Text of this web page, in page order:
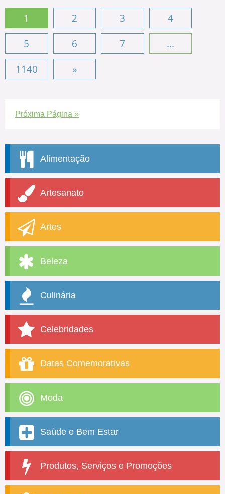
1 2 3
4
5
6 7
...
1140
»
Próxima Página »
Alimentação
Artesanato
Artes
Beleza
Culinária
Celebridades
Datas Comemorativas
Moda
Saúde e Bem Estar
Produtos, Serviços e Promoções